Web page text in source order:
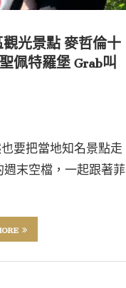
光景點 麥哲倫十
佩特羅堡 Grab叫
要把當地知名景點走
末空檔，一起跟著菲